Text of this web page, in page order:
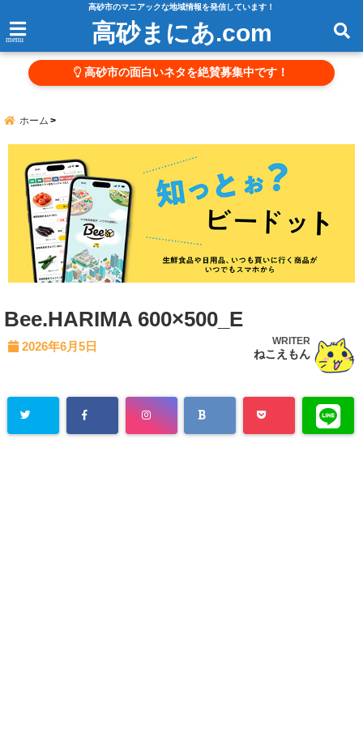
高砂市のマニアックな地域情報を発信しています！
menu 高砂まにあ.com
高砂市の面白いネタを絶賛募集中です！
ホーム
Bee.HARIMA 600×500_E
2026年6月5日 WRITER
ねこえもん